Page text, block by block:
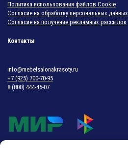
Политика использования файлов Cookie
Согласие на обработку персональных данных
Согласие на получение рекламных рассылок
Контакты
info@mebelsalonakrasoty.ru
+7 (925) 700-70-95
8 (800) 444-45-07